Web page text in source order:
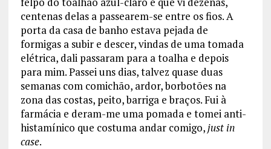
centenas delas a passearem-se entre os fios. A
porta da casa de banho estava pejada de
formigas a subir e descer, vindas de uma tomada
elétrica, dali passaram para a toalha e depois
para mim. Passei uns dias, talvez quase duas
semanas com comichão, ardor, borbotões na
zona das costas, peito, barriga e braços. Fui à
farmácia e deram-me uma pomada e tomei anti-
histamínico que costuma andar comigo,just in
case.